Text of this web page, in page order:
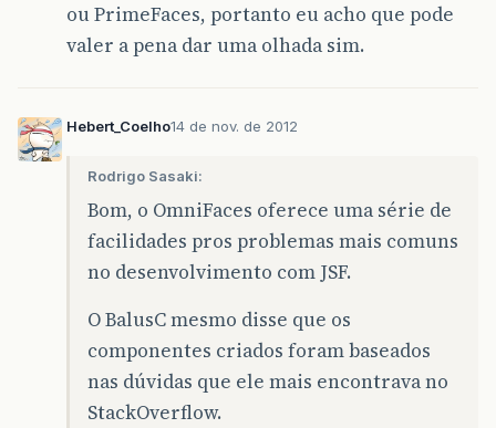
ou PrimeFaces, portanto eu acho que pode
valer a pena dar uma olhada sim.
Hebert_Coelho14 de nov. de 2012
Rodrigo Sasaki:
Bom, o OmniFaces oferece uma série de
facilidades pros problemas mais comuns
no desenvolvimento com JSF.
O BalusC mesmo disse que os
componentes criados foram baseados
nas dúvidas que ele mais encontrava no
StackOverflow.